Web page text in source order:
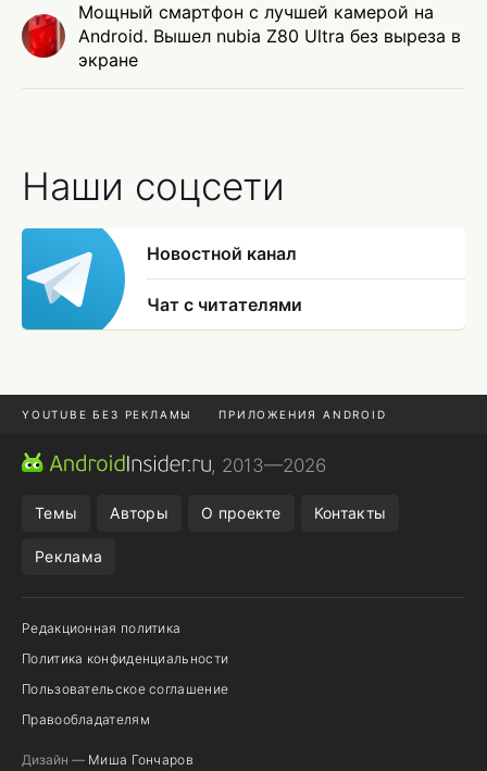
Мощный смартфон с лучшей камерой на
Android. Вышел nubia Z80 Ultra без выреза в
экране
Наши соцсети
Новостной канал
Чат с читателями
YOUTUBE БЕЗ РЕКЛАМЫ ПРИЛОЖЕНИЯ ANDROID
МЕССЕНДЖЕРЫ ONE UI 8.5
, 2013—2026
Темы Авторы О проекте Контакты
Реклама
Редакционная политика
Политика конфиденциальности
Пользовательское соглашение
Правообладателям
Дизайн — Миша Гончаров